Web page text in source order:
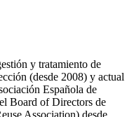
y tratamiento de
(desde 2008) y actual
Española de
Board of Directors de
Association) desde